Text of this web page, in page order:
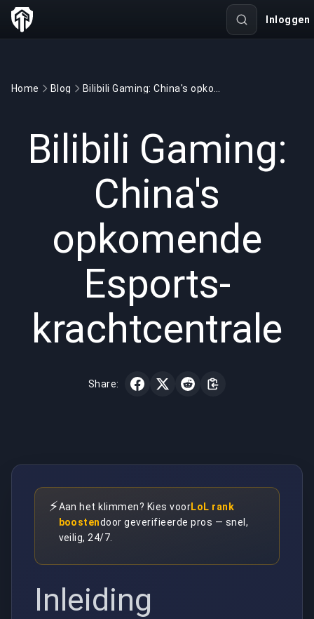
Inloggen
Home Blog
Bilibili Gaming:
China's
opkomende
Esports-
krachtcentrale
Share:
⚡Aan het klimmen? Kies voorLoL rank
boostendoor geverifieerde pros — snel,
veilig, 24/7.
Inleiding